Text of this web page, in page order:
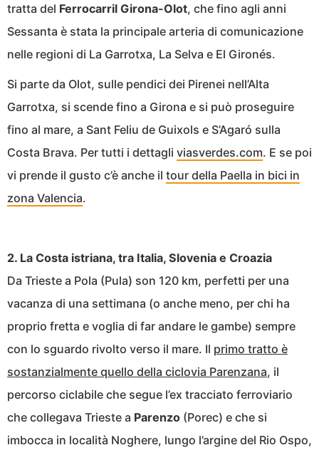
tratta del Ferrocarril Girona-Olot, che fino agli anni
Sessanta è stata la principale arteria di comunicazione
nelle regioni di La Garrotxa, La Selva e El Gironés.
Si parte da Olot, sulle pendici dei Pirenei nell’Alta
Garrotxa, si scende fino a Girona e si può proseguire
fino al mare, a Sant Feliu de Guixols e S’Agaró sulla
Costa Brava. Per tutti i dettagli viasverdes.com. E se poi
vi prende il gusto c’è anche il tour della Paella in bici in
zona Valencia.
2. La Costa istriana, tra Italia, Slovenia e Croazia
Da Trieste a Pola (Pula) son 120 km, perfetti per una
vacanza di una settimana (o anche meno, per chi ha
proprio fretta e voglia di far andare le gambe) sempre
con lo sguardo rivolto verso il mare. Il primo tratto è
sostanzialmente quello della ciclovia Parenzana, il
percorso ciclabile che segue l’ex tracciato ferroviario
che collegava Trieste a Parenzo (Porec) e che si
imbocca in località Noghere, lungo l’argine del Rio Ospo,